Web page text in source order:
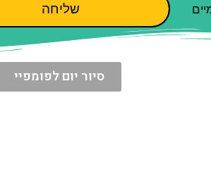
שליחה
סיור יום לפומפיי